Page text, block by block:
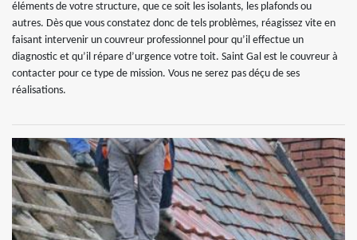
éléments de votre structure, que ce soit les isolants, les plafonds ou
autres. Dès que vous constatez donc de tels problèmes, réagissez vite en
faisant intervenir un couvreur professionnel pour qu’il effectue un
diagnostic et qu’il répare d’urgence votre toit. Saint Gal est le couvreur à
contacter pour ce type de mission. Vous ne serez pas déçu de ses
réalisations.